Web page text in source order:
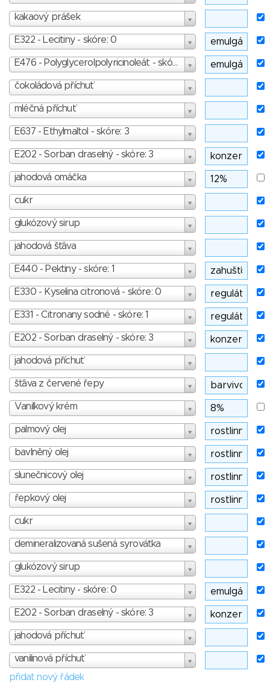
kakaový prášek
E322 - Lecitiny - skóre: 0
E476 - Polyglycerolpolyricinoleát - skóre: 3
čokoládová příchuť
mléčná příchuť
E637 - Ethylmaltol - skóre: 3
E202 - Sorban draselný - skóre: 3
jahodová omáčka
cukr
glukózový sirup
jahodová šťáva
E440 - Pektiny - skóre: 1
E330 - Kyselina citronová - skóre: 0
E331 - Citronany sodné - skóre: 1
E202 - Sorban draselný - skóre: 3
jahodová příchuť
šťáva z červené řepy
Vanilkový krém
palmový olej
bavlněný olej
slunečnicový olej
řepkový olej
cukr
demineralizovaná sušená syrovátka
glukózový sirup
E322 - Lecitiny - skóre: 0
E202 - Sorban draselný - skóre: 3
jahodová příchuť
vanilinová příchuť
přidat nový řádek